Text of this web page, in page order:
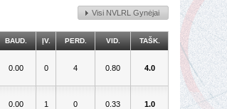
Visi NVLRL Gynėjai
BAUD. ĮV. PERD. VID. TAŠK.
0.00 0 4 0.80 4.0
0.00 1 0 0.33 1.0